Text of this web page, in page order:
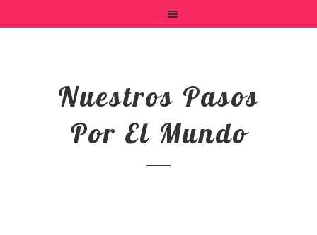
Nuestros Pasos
Por El Mundo